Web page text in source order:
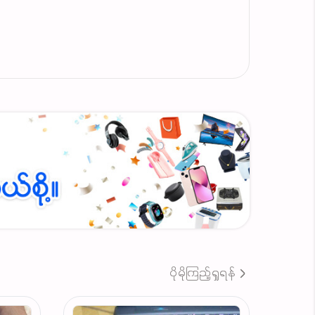
the order directly and leave your Dota
friend in the evening. If you have any
for one month. All sales are final after
ပိုမိုကြည့်ရှုရန်